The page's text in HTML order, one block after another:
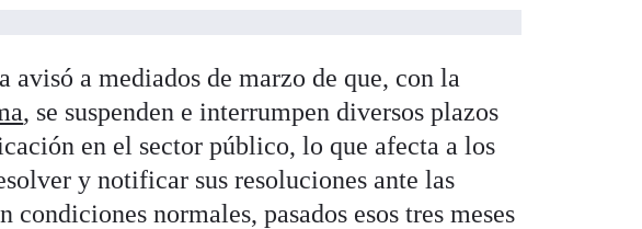
avisó a mediados de marzo de que, con la
, se suspenden e interrumpen diversos plazos
en el sector público, lo que afecta a los
y notificar sus resoluciones ante las
normales, pasados esos tres meses